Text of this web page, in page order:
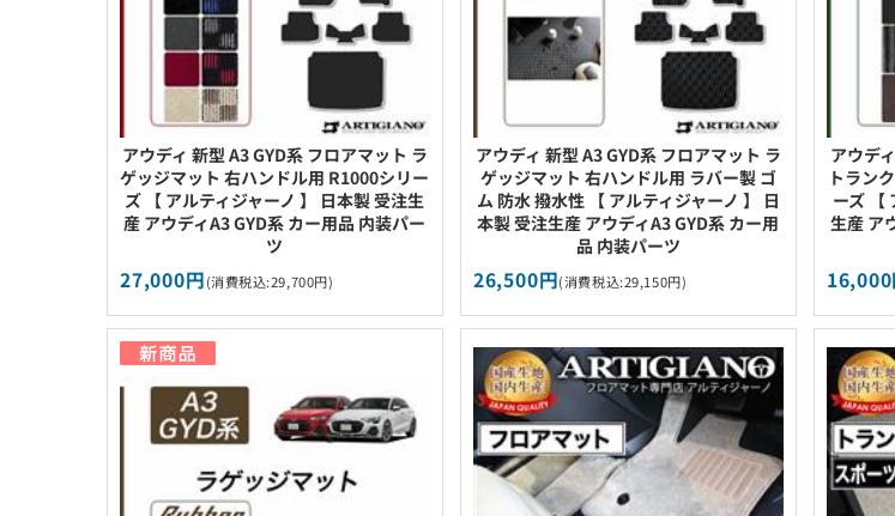
アウディ 新型 A3 GYD系 フロアマット ラ
ゲッジマット 右ハンドル用 R1000シリー
ズ 【 アルティジャーノ 】 日本製 受注生
産 アウディA3 GYD系 カー用品 内装パー
ツ
27,000円(消費税込:29,700円)
アウディ 新型 A3 GYD系 フロアマット ラ
ゲッジマット 右ハンドル用 ラバー製 ゴ
ム 防水 撥水性 【 アルティジャーノ 】 日
本製 受注生産 アウディA3 GYD系 カー用
品 内装パーツ
26,500円(消費税込:29,150円)
アウデ
トラン
ーズ 【
生産 ア
16,000